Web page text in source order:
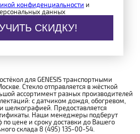
конфиденциальности и
данных
СКИДКУ!
для GENESIS транспортными
Стекло отправляется в жёсткой
ассортимент разных производителей
с датчиком дождя, обогревом,
шелкографией. Предоставляется
Наши менеджеры подберут
цене и сроку доставки до Вашего
склада 8 (495) 135-00-54.